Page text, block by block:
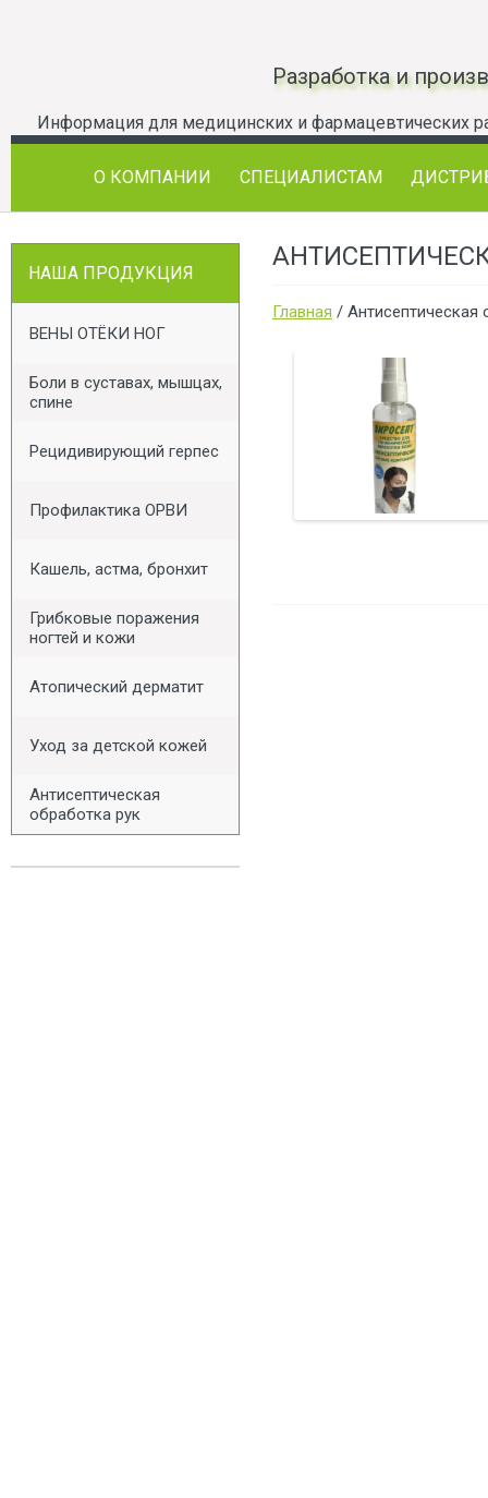
Разработка и
О КОМПАНИИ СПЕЦИАЛИСТАМ
НАША ПРОДУКЦИЯ
ВЕНЫ ОТЁКИ НОГ
Боли в суставах, мышцах,
спине
Рецидивирующий герпес
Профилактика ОРВИ
Кашель, астма, бронхит
Грибковые поражения
ногтей и кожи
Атопический дерматит
Уход за детской кожей
Антисептическая
обработка рук
Главная / Антисептическая